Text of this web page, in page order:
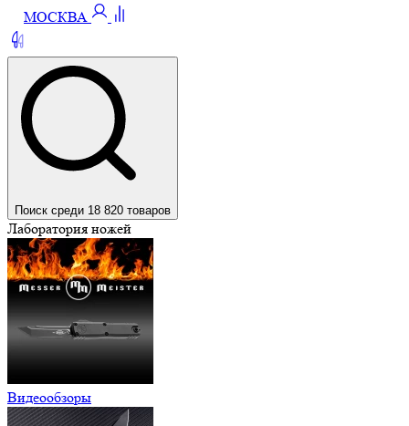
МОСКВА
Поиск среди 18 820 товаров
Лаборатория ножей
Видеообзоры